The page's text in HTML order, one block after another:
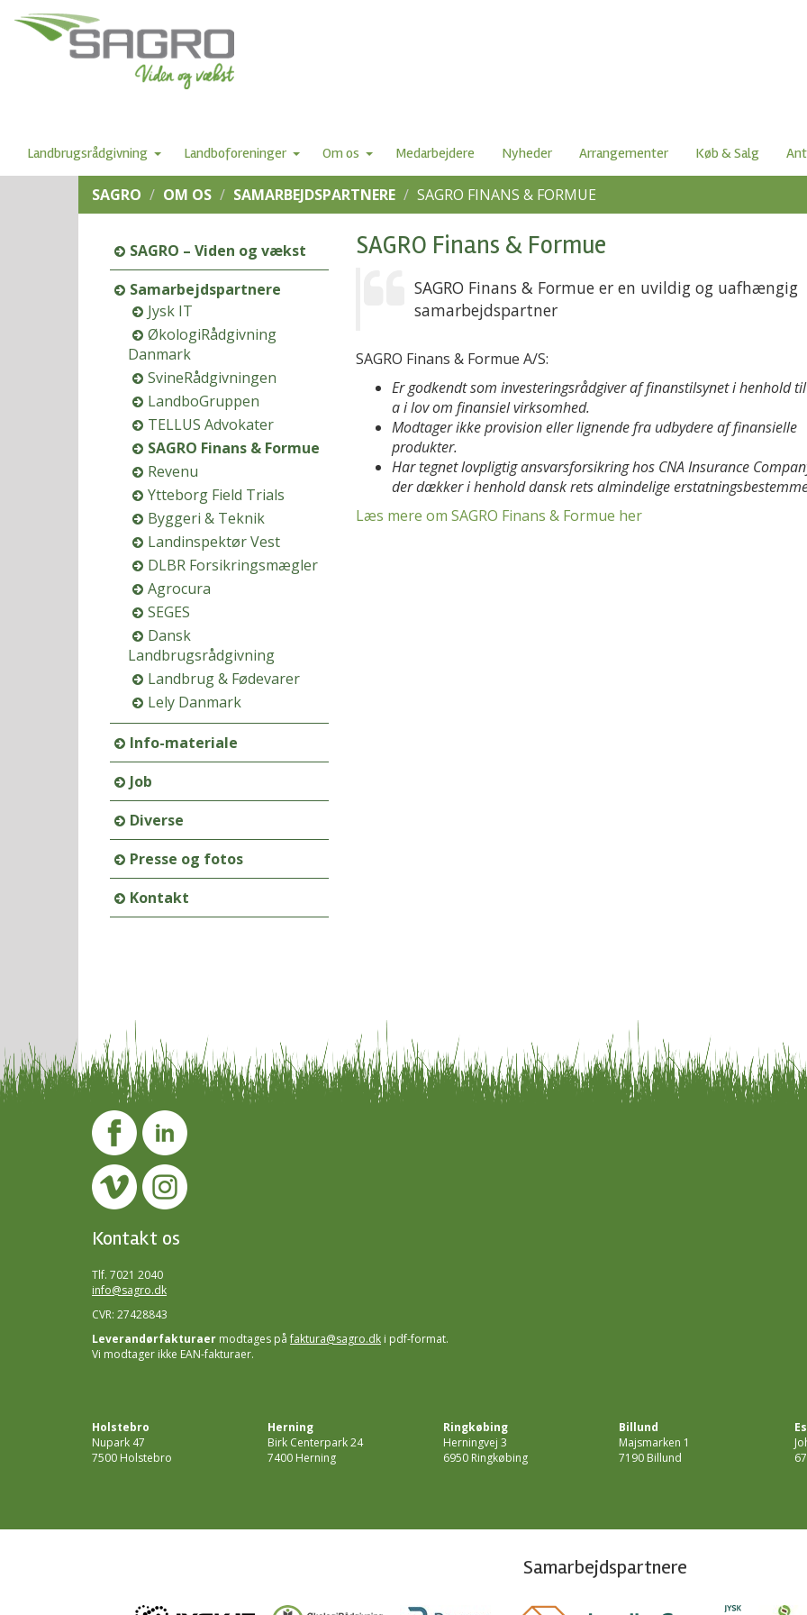
Landbrugsrådgivning Landboforeninger Om os Medarbejdere Nyheder Arrangementer Køb & Salg
SAGRO OM OS SAMARBEJDSPARTNERE SAGRO FINANS & FORMUE
SAGRO – Viden og vækst
Samarbejdspartnere
Jysk IT
ØkologiRådgivning
Danmark
SvineRådgivningen
LandboGruppen
TELLUS Advokater
SAGRO Finans & Formue
Revenu
Ytteborg Field Trials
Byggeri & Teknik
Landinspektør Vest
DLBR Forsikringsmægler
Agrocura
SEGES
Dansk
Landbrugsrådgivning
Landbrug & Fødevarer
Lely Danmark
Info-materiale
Job
Diverse
Presse og fotos
Kontakt
SAGRO Finans & Formue
SAGRO Finans & Formue er en uvildig og uafhængig
samarbejdspartner
SAGRO Finans & Formue A/S:
Er godkendt som investeringsrådgiver af finanstilsynet i henhold
a i lov om finansiel virksomhed.
Modtager ikke provision eller lignende fra udbydere af finansielle
produkter.
Har tegnet lovpligtig ansvarsforsikring hos CNA Insurance
der dækker i henhold dansk rets almindelige
Læs mere om SAGRO Finans & Formue her
Kontakt os
Tlf. 7021 2040
info@sagro.dk
CVR: 27428843
Leverandørfakturaer modtages påfaktura@sagro.dk i pdf-format.
Vi modtager ikke EAN-fakturaer.
Holstebro
Nupark 47
7500 Holstebro
Herning
Birk Centerpark 24
7400 Herning
Ringkøbing
Herningvej 3
6950 Ringkøbing
Billund
Majsmarken 1
7190 Billund
Samarbejdspartnere